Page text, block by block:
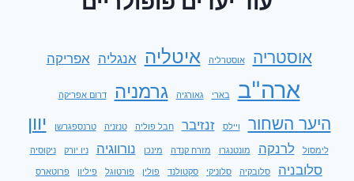
אוסטריה אוסטרליה איטליה אנגליה אפריקה
ארה"ב בארי גאורגיה גרמניה דרום אפריקה
היער השחור ויילס זנזיבר חבל פוליה טנזניה טרנספגרשן יוון
לימסול לרנקה מונטנגרו מזרח קנדה מינכן נורווגיה ניו יורק ניקוסיה
סלובניה סלובקיה סלוניקי סקטולנד פולין פורטוגל פיליון פרוטארס